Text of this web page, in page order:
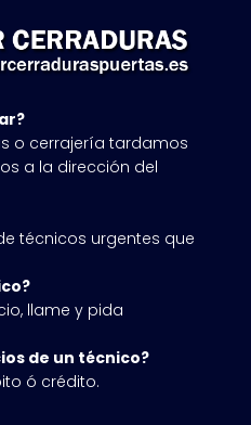
o cerrajería tardamos
a la dirección del
técnicos urgentes que
llame y pida
de un técnico?
ó crédito.